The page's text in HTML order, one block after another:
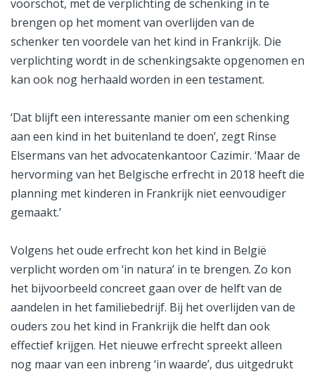
voorschot, met de verplichting de schenking in te
brengen op het moment van overlijden van de
schenker ten voordele van het kind in Frankrijk. Die
verplichting wordt in de schenkingsakte opgenomen en
kan ook nog herhaald worden in een testament.
‘Dat blijft een interessante manier om een schenking
aan een kind in het buitenland te doen’, zegt Rinse
Elsermans van het advocatenkantoor Cazimir. ‘Maar de
hervorming van het Belgische erfrecht in 2018 heeft die
planning met kinderen in Frankrijk niet eenvoudiger
gemaakt.’
Volgens het oude erfrecht kon het kind in België
verplicht worden om ‘in natura’ in te brengen. Zo kon
het bijvoorbeeld concreet gaan over de helft van de
aandelen in het familiebedrijf. Bij het overlijden van de
ouders zou het kind in Frankrijk die helft dan ook
effectief krijgen. Het nieuwe erfrecht spreekt alleen
nog maar van een inbreng ‘in waarde’, dus uitgedrukt